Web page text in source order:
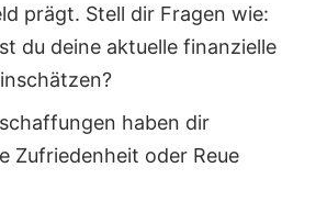
prägt. Stell dir Fragen wie:
du deine aktuelle finanzielle
haben dir
Zufriedenheit oder Reue